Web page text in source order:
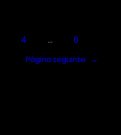
4 … 6
Página seguinte →